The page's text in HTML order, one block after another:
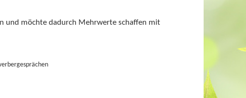
und möchte dadurch Mehrwerte schaffen mit